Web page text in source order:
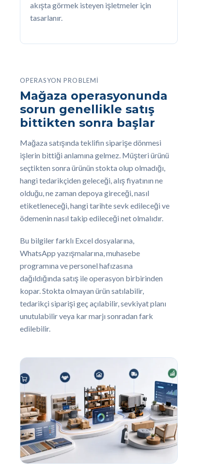
akışta görmek isteyen işletmeler için
tasarlanır.
OPERASYON PROBLEMI
Mağaza operasyonunda
sorun genellikle satış
bittikten sonra başlar
Mağaza satışında teklifin siparişe dönmesi
işlerin bittiği anlamına gelmez. Müşteri ürünü
seçtikten sonra ürünün stokta olup olmadığı,
hangi tedarikçiden geleceği, alış fiyatının ne
olduğu, ne zaman depoya gireceği, nasıl
etiketleneceği, hangi tarihte sevk edileceği ve
ödemenin nasıl takip edileceği net olmalıdır.
Bu bilgiler farklı Excel dosyalarına,
WhatsApp yazışmalarına, muhasebe
programına ve personel hafızasına
dağıldığında satış ile operasyon birbirinden
kopar. Stokta olmayan ürün satılabilir,
tedarikçi siparişi geç açılabilir, sevkiyat planı
unutulabilir veya kar marjı sonradan fark
edilebilir.